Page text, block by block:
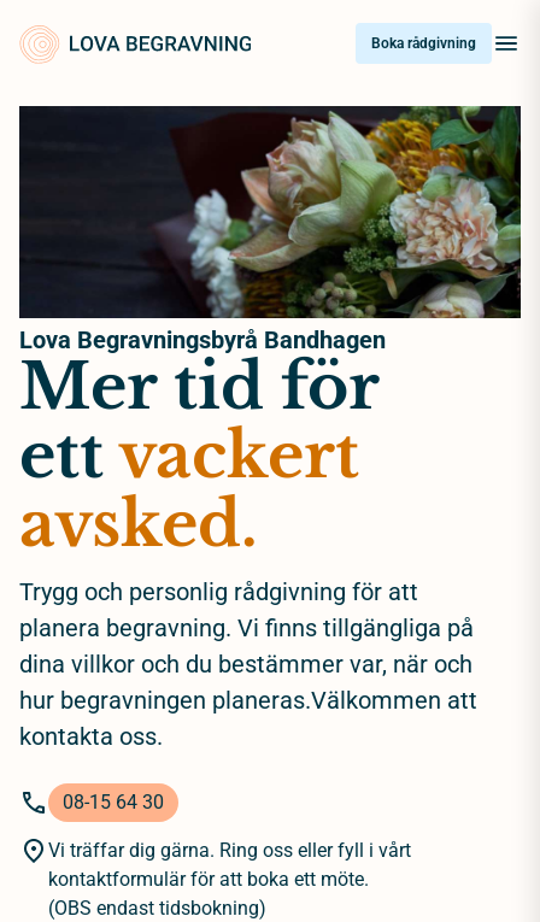
content
Boka rådgivning
Lova Begravningsbyrå Bandhagen
Mer tid för
ettvackert
avsked.
Trygg och personlig rådgivning för att
planera begravning. Vi finns tillgängliga på
dina villkor och du bestämmer var, när och
hur begravningen planeras.Välkommen att
kontakta oss.
08-15 64 30
Vi träffar dig gärna. Ring oss eller fyll i vårt
kontaktformulär för att boka ett möte.
(OBS endast tidsbokning)